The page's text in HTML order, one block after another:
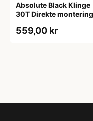
Absolute Black Klinge
30T Direkte montering
Rød
559,00 kr